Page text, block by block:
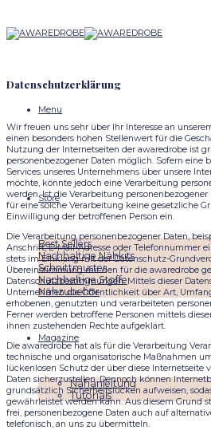
content
Menu
Store
Best Sellers
Nachhaltige Nähkits
Schnittmuster
Nachhaltige Stoffe
Nähzubehör
Magazine
Nähanleitung
Tutorials
Datenschutzerklärung
Wir freuen uns sehr über Ihr Interesse an
einen besonders hohen Stellenwert für die
Nutzung der Internetseiten der awaredrobe ist
personenbezogener Daten möglich. Sofern eine
Services unseres Unternehmens über unsere
möchte, könnte jedoch eine Verarbeitung
werden. Ist die Verarbeitung
für eine solche Verarbeitung keine gesetzliche
Einwilligung der betroffenen Person ein.
Die Verarbeitung personenbezogener Daten,
Anschrift, E-Mail-Adresse oder Telefonnummer
stets im Einklang mit der Datenschutz-
Übereinstimmung mit den für die awaredrobe
Datenschutzbestimmungen. Mittels dieser
Unternehmen die Öffentlichkeit über Art,
erhobenen, genutzten und verarbeiteten
Ferner werden betroffene Personen mittels
ihnen zustehenden Rechte aufgeklärt.
Die awaredrobe hat als für die Verarbeitung
technische und organisatorische Maßnahmen
lückenlosen Schutz der über diese Internetseite
Daten sicherzustellen. Dennoch können
grundsätzlich Sicherheitslücken aufweisen,
gewährleistet werden kann. Aus diesem Grund
frei, personenbezogene Daten auch auf
telefonisch, an uns zu übermitteln.